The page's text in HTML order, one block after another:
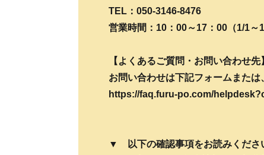
TEL：050-3146-8476
営業時間：10：00～17：00（1/1～
【よくあるご質問・お問い合わせ先
お問い合わせは下記フォームまたは
https://faq.furu-po.com/
▼ 以下の確認事項をお読みくださ